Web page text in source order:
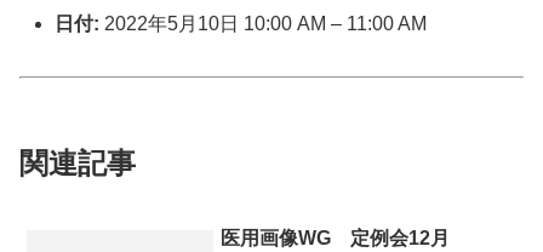
日付: 2022年5月10日 10:00 AM – 11:00 AM
関連記事
医用画像WG 定例会12月